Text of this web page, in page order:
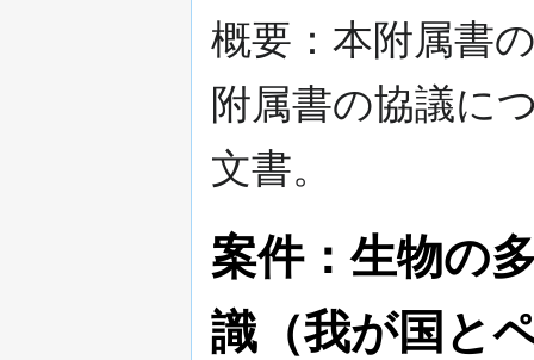
概要：本附属書
附属書の協議に
文書。
案件：生物の
識（我が国と